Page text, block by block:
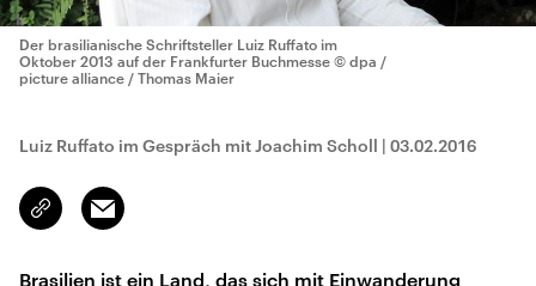
Der brasilianische Schriftsteller Luiz Ruffato im
Oktober 2013 auf der Frankfurter Buchmesse © dpa /
picture alliance / Thomas Maier
Luiz Ruffato im Gespräch mit Joachim Scholl | 03.02.2016
Link
kopieren/teilen
Email
Brasilien ist ein Land, das sich mit Einwanderung